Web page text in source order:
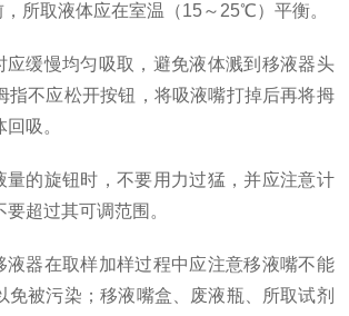
取液体应在室温（15～25℃）平衡。
缓慢均匀吸取，避免液体溅到移液器头
指不应松开按钮，将吸液嘴打掉后再将拇
吸。
的旋钮时，不要用力过猛，并应注意计
超过其可调范围。
器在取样加样过程中应注意移液嘴不能
免被污染；移液嘴盒、废液瓶、所取试剂